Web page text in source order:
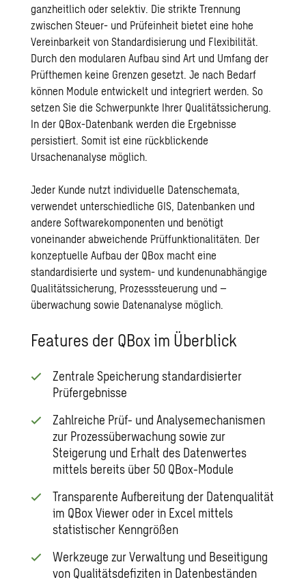
ganzheitlich oder selektiv. Die strikte Trennung
zwischen Steuer- und Prüfeinheit bietet eine hohe
Vereinbarkeit von Standardisierung und Flexibilität.
Durch den modularen Aufbau sind Art und Umfang der
Prüfthemen keine Grenzen gesetzt. Je nach Bedarf
können Module entwickelt und integriert werden. So
setzen Sie die Schwerpunkte Ihrer Qualitätssicherung.
In der QBox-Datenbank werden die Ergebnisse
persistiert. Somit ist eine rückblickende
Ursachenanalyse möglich.
Jeder Kunde nutzt individuelle Datenschemata,
verwendet unterschiedliche GIS, Datenbanken und
andere Softwarekomponenten und benötigt
voneinander abweichende Prüffunktionalitäten. Der
konzeptuelle Aufbau der QBox macht eine
standardisierte und system- und kundenunabhängige
Qualitätssicherung, Prozesssteuerung und –
überwachung sowie Datenanalyse möglich.
Features der QBox im Überblick
Zentrale Speicherung standardisierter
Prüfergebnisse
Zahlreiche Prüf- und Analysemechanismen
zur Prozessüberwachung sowie zur
Steigerung und Erhalt des Datenwertes
mittels bereits über 50 QBox-Module
Transparente Aufbereitung der Datenqualität
im QBox Viewer oder in Excel mittels
statistischer Kenngrößen
Werkzeuge zur Verwaltung und Beseitigung
von Qualitätsdefiziten in Datenbeständen